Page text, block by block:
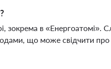
зокрема в «Енергоатомі».
що може свідчити про